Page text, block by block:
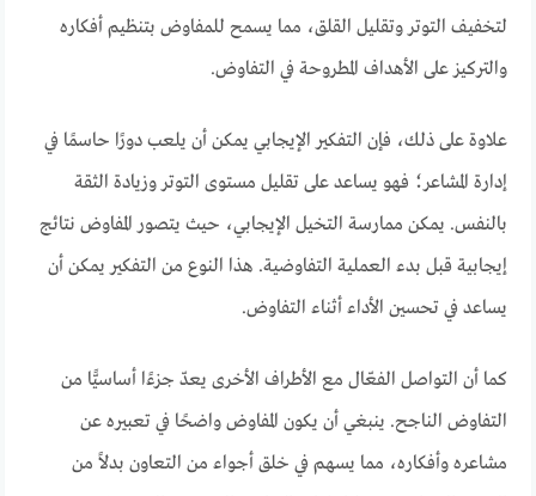
لتخفيف التوتر وتقليل القلق، مما يسمح للمفاوض بتنظيم أفكاره
والتركيز على الأهداف المطروحة في التفاوض.
علاوة على ذلك، فإن التفكير الإيجابي يمكن أن يلعب دورًا حاسمًا في
إدارة المشاعر؛ فهو يساعد على تقليل مستوى التوتر وزيادة الثقة
بالنفس. يمكن ممارسة التخيل الإيجابي، حيث يتصور المفاوض نتائج
إيجابية قبل بدء العملية التفاوضية. هذا النوع من التفكير يمكن أن
يساعد في تحسين الأداء أثناء التفاوض.
كما أن التواصل الفعّال مع الأطراف الأخرى يعدّ جزءًا أساسيًّا من
التفاوض الناجح. ينبغي أن يكون المفاوض واضحًا في تعبيره عن
مشاعره وأفكاره، مما يسهم في خلق أجواء من التعاون بدلاً من